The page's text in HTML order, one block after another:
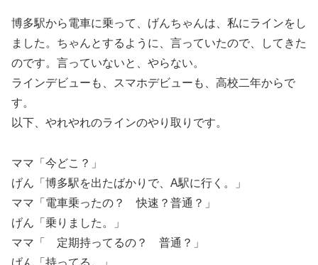
博多駅から電車に乗って、げんちゃんは、私にラインをし
ました。ちゃんとするように、言っていたので、してきた
のです。言っていないと、やらない。
ラインデビューも、スマホデビューも、高校二年からで
す。
以下、やれやれのラインのやり取りです。
ママ「今どこ？」
げん「博多駅を出たばかりで、A駅に行く。」
ママ「電車乗ったの？ 快速？普通？」
げん「乗りました。」
ママ「 定期持ってるの？ 普通？」
げん「持ってる。」